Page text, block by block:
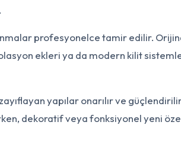
profesyonelce tamir edilir.
ekleri ya da modern kilit
yapılar onarılır ve
dekoratif veya fonksiyonel yeni